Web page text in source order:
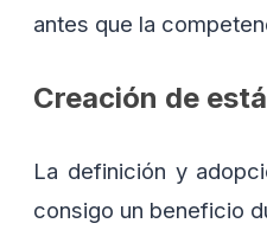
antes que la
Creación de
La definición y
consigo un beneficio